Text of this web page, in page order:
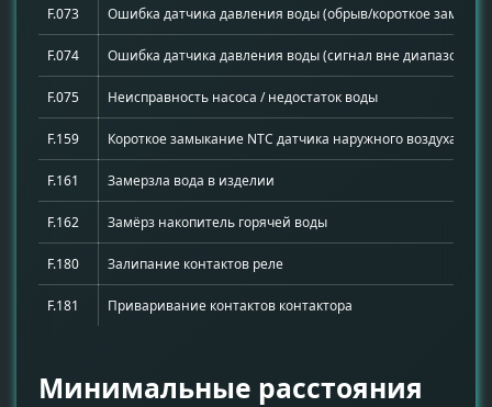
F.073 Ошибка датчика давления воды (обрыв/короткое
F.074 Ошибка датчика давления воды (сигнал вне диапазона)
F.075 Неисправность насоса / недостаток воды
F.159 Короткое замыкание NTC датчика наружного воздуха
F.161 Замерзла вода в изделии
F.162 Замёрз накопитель горячей воды
F.180 Залипание контактов реле
F.181 Приваривание контактов контактора
Минимальные расстояния